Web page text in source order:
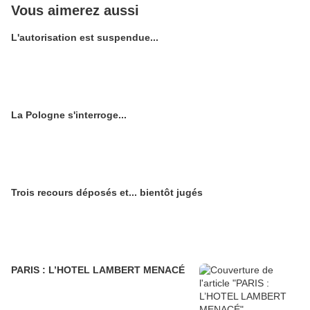
Vous aimerez aussi
L'autorisation est suspendue...
La Pologne s'interroge...
Trois recours déposés et... bientôt jugés
PARIS : L’HOTEL LAMBERT MENACÉ